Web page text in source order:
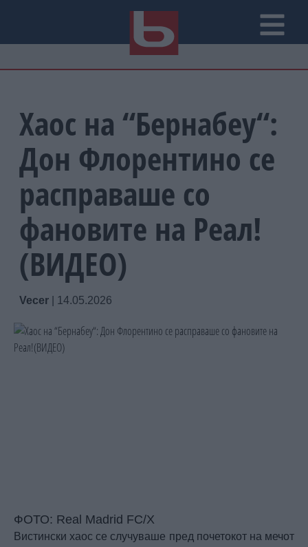
Хаос на “Бернабеу“:
Дон Флорентино се
расправаше со
фановите на Реал!
(ВИДЕО)
Vecer 14.05.2026
ФОТО: Real Madrid FC/X
Вистински хаос се случуваше пред почетокот на мечот